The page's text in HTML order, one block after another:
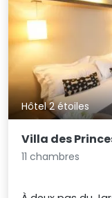
Hôtel 2 étoiles
Villa des
11 chambres